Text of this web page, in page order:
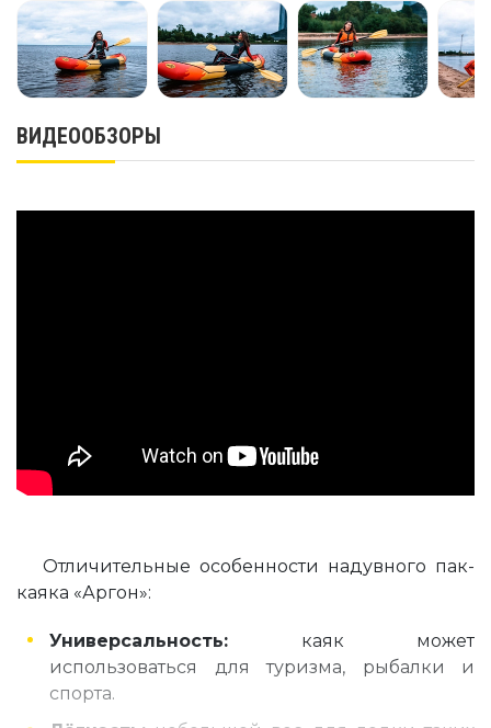
ВИДЕООБЗОРЫ
Отличительные особенности надувного пак-
каяка «Аргон»:
Универсальность: каяк может
использоваться для туризма, рыбалки и
спорта.